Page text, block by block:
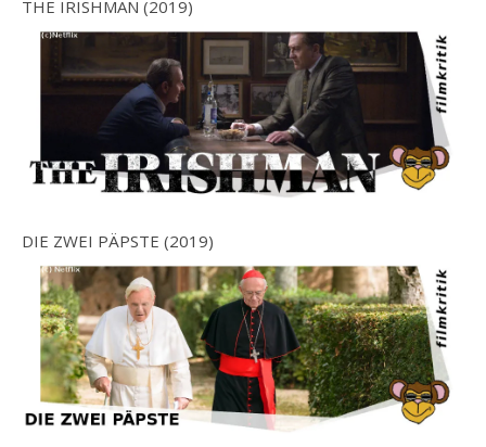
THE IRISHMAN (2019)
DIE ZWEI PÄPSTE (2019)